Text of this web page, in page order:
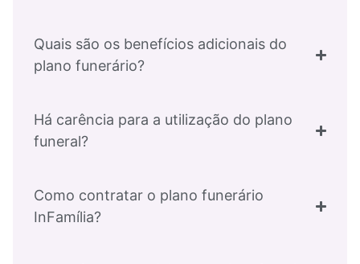
Quais são os benefícios adicionais do
plano funerário?
Há carência para a utilização do plano
funeral?
Como contratar o plano funerário
InFamília?